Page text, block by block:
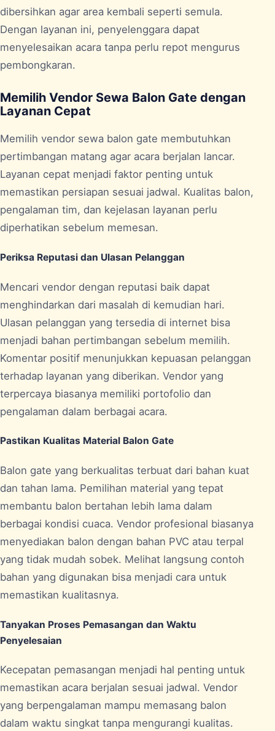
dibersihkan agar area kembali seperti semula.
Dengan layanan ini, penyelenggara dapat
menyelesaikan acara tanpa perlu repot mengurus
pembongkaran.
Memilih Vendor Sewa Balon Gate dengan
Layanan Cepat
Memilih vendor sewa balon gate membutuhkan
pertimbangan matang agar acara berjalan lancar.
Layanan cepat menjadi faktor penting untuk
memastikan persiapan sesuai jadwal. Kualitas balon,
pengalaman tim, dan kejelasan layanan perlu
diperhatikan sebelum memesan.
Periksa Reputasi dan Ulasan Pelanggan
Mencari vendor dengan reputasi baik dapat
menghindarkan dari masalah di kemudian hari.
Ulasan pelanggan yang tersedia di internet bisa
menjadi bahan pertimbangan sebelum memilih.
Komentar positif menunjukkan kepuasan pelanggan
terhadap layanan yang diberikan. Vendor yang
terpercaya biasanya memiliki portofolio dan
pengalaman dalam berbagai acara.
Pastikan Kualitas Material Balon Gate
Balon gate yang berkualitas terbuat dari bahan kuat
dan tahan lama. Pemilihan material yang tepat
membantu balon bertahan lebih lama dalam
berbagai kondisi cuaca. Vendor profesional biasanya
menyediakan balon dengan bahan PVC atau terpal
yang tidak mudah sobek. Melihat langsung contoh
bahan yang digunakan bisa menjadi cara untuk
memastikan kualitasnya.
Tanyakan Proses Pemasangan dan Waktu
Penyelesaian
Kecepatan pemasangan menjadi hal penting untuk
memastikan acara berjalan sesuai jadwal. Vendor
yang berpengalaman mampu memasang balon
dalam waktu singkat tanpa mengurangi kualitas.